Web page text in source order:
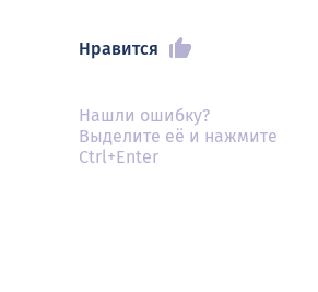
Нравится
Нашли ошибку?
Выделите её и нажмите
Ctrl+Enter